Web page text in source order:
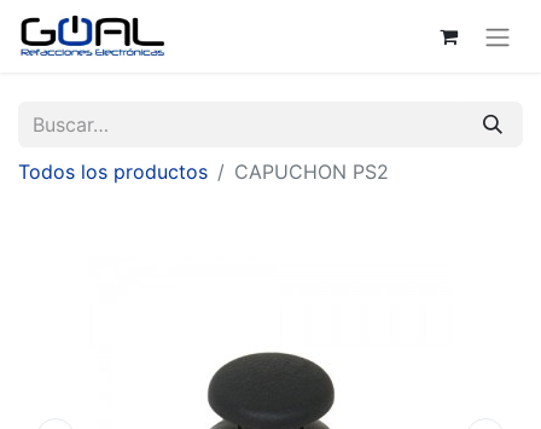
Todos los productos CAPUCHON PS2